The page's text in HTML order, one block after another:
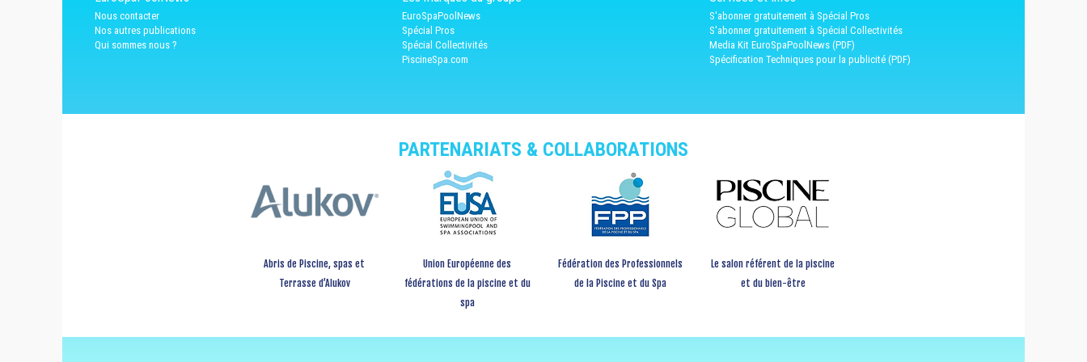
Nous contacter
Nos autres publications
Qui sommes nous ?
EuroSpaPoolNews
Spécial Pros
Spécial Collectivités
PiscineSpa.com
S'abonner gratuitement à Spécial Pros
S'abonner gratuitement à Spécial Collectivités
Media Kit EuroSpaPoolNews (PDF)
Spécification Techniques pour la publicité (PDF)
PARTENARIATS & COLLABORATIONS
Abris de Piscine, spas et
Terrasse d’Alukov
Union Européenne des
fédérations de la piscine et du
spa
Fédération des Professionnels
de la Piscine et du Spa
Le salon référent de la piscine
et du bien-être